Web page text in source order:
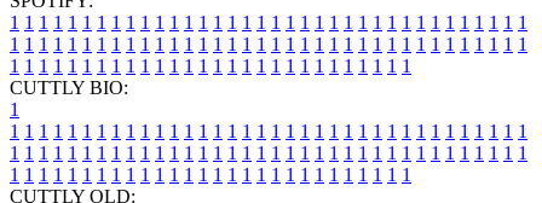
1 1 1 1 1 1 1 1 1 1 1 1 1 1 1 1 1 1 1 1 1 1 1 1 1 1 1 1 1 1 1 1 1 1 1 1
1 1 1 1 1 1 1 1 1 1 1 1 1 1 1 1 1 1 1 1 1 1 1 1 1 1 1 1 1 1 1 1 1 1 1 1
1 1 1 1 1 1 1 1 1 1 1 1 1 1 1 1 1 1 1 1 1 1 1 1 1 1 1 1
CUTTLY BIO:
1
1 1 1 1 1 1 1 1 1 1 1 1 1 1 1 1 1 1 1 1 1 1 1 1 1 1 1 1 1 1 1 1 1 1 1 1
1 1 1 1 1 1 1 1 1 1 1 1 1 1 1 1 1 1 1 1 1 1 1 1 1 1 1 1 1 1 1 1 1 1 1 1
1 1 1 1 1 1 1 1 1 1 1 1 1 1 1 1 1 1 1 1 1 1 1 1 1 1 1 1
CUTTLY OLD: